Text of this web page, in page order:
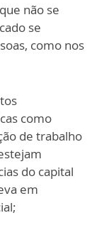
não se
se
como nos
como
de trabalho
do capital
em